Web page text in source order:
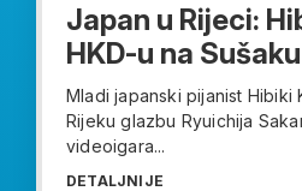
Japan u Rijeci:
HKD-u na Sušaku
Mladi japanski pijanist Hibiki
Rijeku glazbu Ryuichija
videoigara...
DETALJNIJE